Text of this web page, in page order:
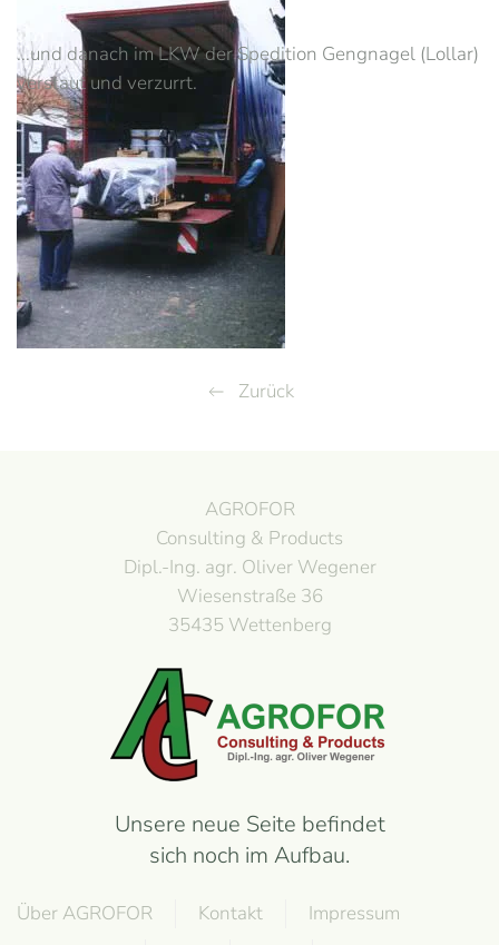
...und danach im LKW der Spedition Gengnagel (Lollar)
verstaut und verzurrt.
Zurück
AGROFOR
Consulting & Products
Dipl.-Ing. agr. Oliver Wegener
Wiesenstraße 36
35435 Wettenberg
Unsere neue Seite befindet
sich noch im Aufbau.
Über AGROFOR Kontakt
Impressum